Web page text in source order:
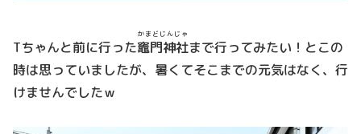
Tちゃんと前に行った竈門神社
かまどじんじゃ
まで行ってみたい！とこの
時は思っていましたが、暑くてそこまでの元気はなく、行
けませんでしたｗ